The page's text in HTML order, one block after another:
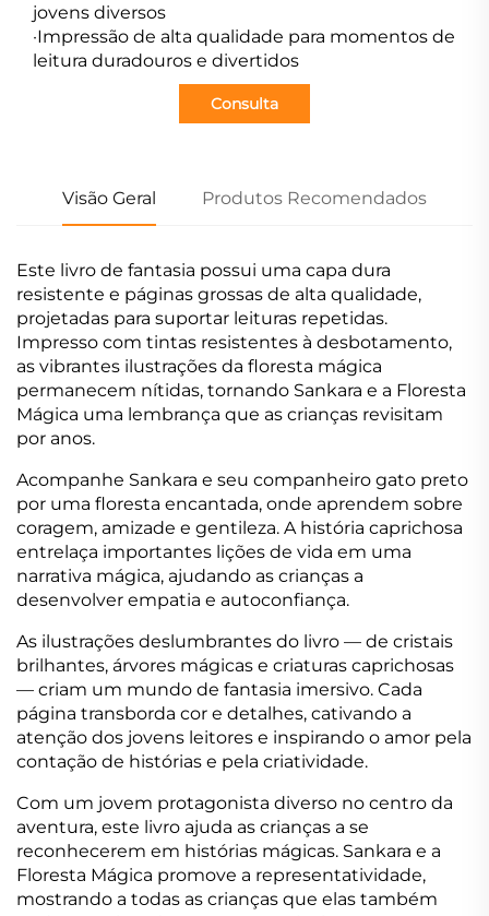
jovens diversos
·Impressão de alta qualidade para momentos de
leitura duradouros e divertidos
Consulta
Visão Geral Produtos Recomendados
Este livro de fantasia possui uma capa dura
resistente e páginas grossas de alta qualidade,
projetadas para suportar leituras repetidas.
Impresso com tintas resistentes à desbotamento,
as vibrantes ilustrações da floresta mágica
permanecem nítidas, tornando Sankara e a Floresta
Mágica uma lembrança que as crianças revisitam
por anos.
Acompanhe Sankara e seu companheiro gato preto
por uma floresta encantada, onde aprendem sobre
coragem, amizade e gentileza. A história caprichosa
entrelaça importantes lições de vida em uma
narrativa mágica, ajudando as crianças a
desenvolver empatia e autoconfiança.
As ilustrações deslumbrantes do livro — de cristais
brilhantes, árvores mágicas e criaturas caprichosas
— criam um mundo de fantasia imersivo. Cada
página transborda cor e detalhes, cativando a
atenção dos jovens leitores e inspirando o amor pela
contação de histórias e pela criatividade.
Com um jovem protagonista diverso no centro da
aventura, este livro ajuda as crianças a se
reconhecerem em histórias mágicas. Sankara e a
Floresta Mágica promove a representatividade,
mostrando a todas as crianças que elas também